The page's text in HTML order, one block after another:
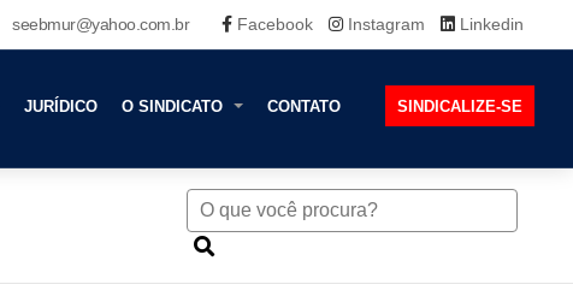
seebmur@yahoo.com.br Facebook Instagram Linkedin
JURÍDICO O SINDICATO CONTATO SINDICALIZE-SE